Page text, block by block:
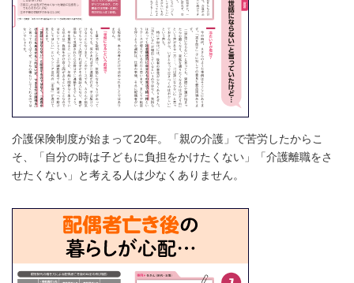
介護保険制度が始まって20年。「親の介護」で苦労したからこ
そ、「自分の時は子どもに負担をかけたくない」「介護離職をさ
せたくない」と考える人は少なくありません。